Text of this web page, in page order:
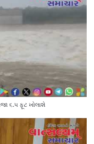
૬.૫ ફૂટ ખોલાશે